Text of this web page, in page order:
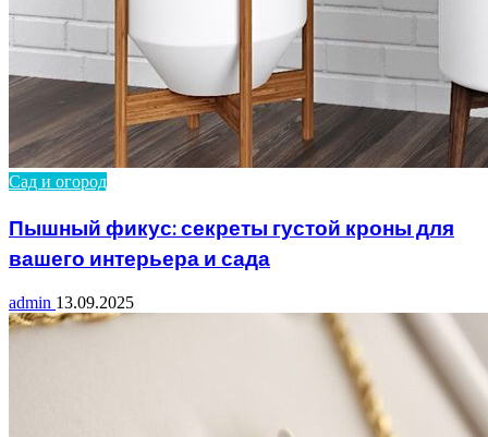
Сад и огород
Пышный фикус: секреты густой кроны для
вашего интерьера и сада
admin 13.09.2025